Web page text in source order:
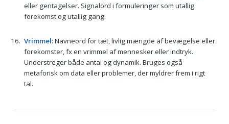
eller gentagelser. Signalord i formuleringer som utallig
forekomst og utallig gang.
Vrimmel: Navneord for tæt, livlig mængde af bevægelse eller
forekomster, fx en vrimmel af mennesker eller indtryk.
Understreger både antal og dynamik. Bruges også
metaforisk om data eller problemer, der myldrer frem i rigt
tal.